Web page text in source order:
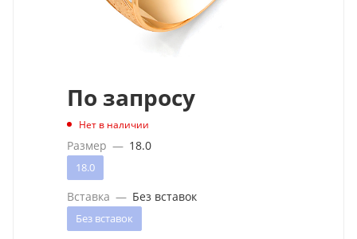
По запросу
Нет в наличии
Размер — 18.0
18.0
Вставка — Без вставок
Без вставок